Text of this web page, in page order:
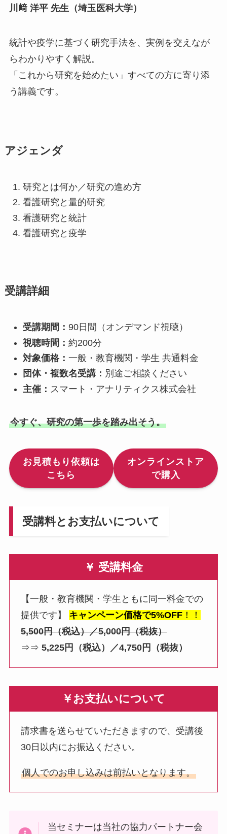
川﨑 洋平 先生（埼玉医科大学）
統計や疫学に基づく研究手法を、実例を交えなが
らわかりやすく解説。
「これから研究を始めたい」すべての方に寄り添
う講義です。
アジェンダ
研究とは何か／研究の進め方
看護研究と量的研究
看護研究と統計
看護研究と疫学
受講詳細
受講期間： 90日間（オンデマンド視聴）
視聴時間： 約200分
対象価格： 一般・教育機関・学生 共通料金
団体・複数名受講： 別途ご相談ください
主催： スマート・アナリティクス株式会社
今すぐ、研究の第一歩を踏み出そう。
お見積もり依頼は
こちら
オンラインストア
で購入
受講料とお支払いについて
￥ 受講料金
【一般・教育機関・学生ともに同一料金での
提供です】 キャンペーン価格で5%OFF ！！
5,500円（税込）／5,000円（税抜）
⇒⇒5,225円（税込）／4,750円（税抜）
￥お支払いについて
請求書を送らせていただきますので、受講後
30日以内にお振込ください。
個人でのお申し込みは前払いとなります。
当セミナーは当社の協力パートナー会